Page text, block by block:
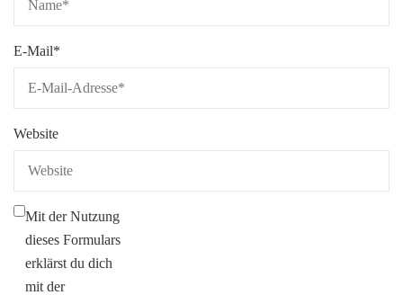
E-Mail*
Website
Mit der Nutzung
dieses Formulars
erklärst du dich
mit der